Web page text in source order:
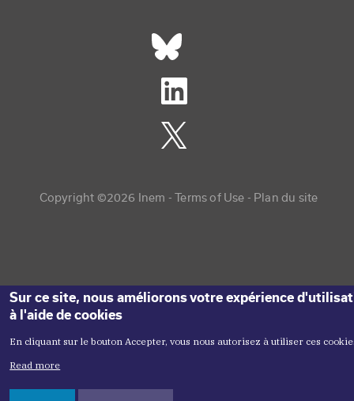
Réseaux sociaux footer
Copyright ©2026 Inem -Copyright menu
Terms of Use Plan du site
Sur ce site, nous améliorons votre expérience
à l'aide de cookies
En cliquant sur le bouton Accepter, vous nous autorisez à utiliser ces
Read more